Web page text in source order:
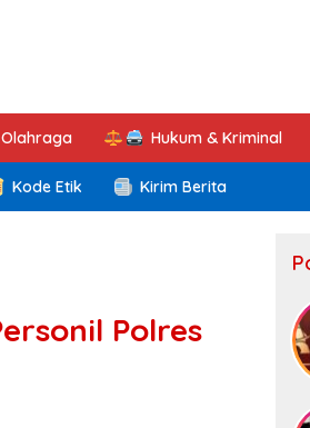
Olahraga Hukum & Kriminal
Kode Etik Kirim Berita
Polres